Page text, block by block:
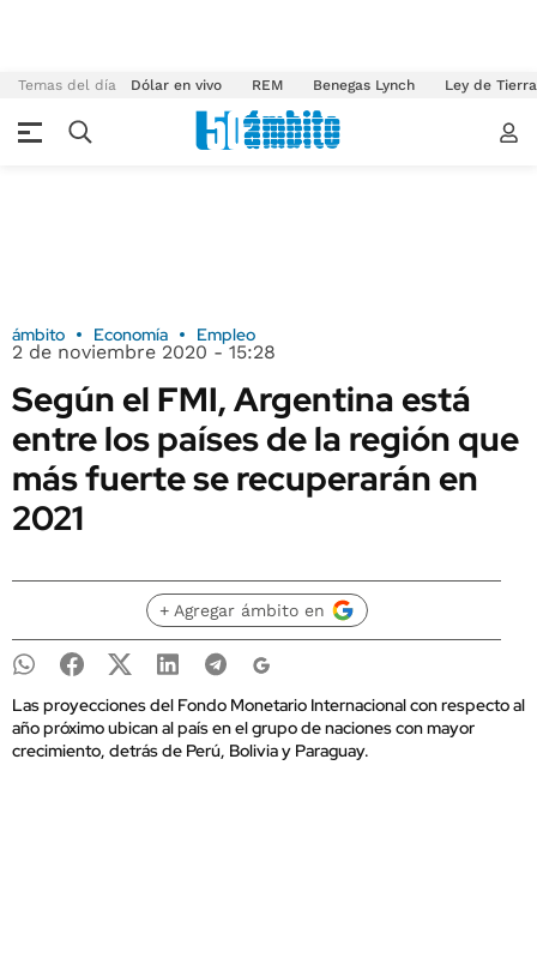
Temas del día Dólar en vivo REM Benegas Lynch Ley de
ámbito Economía Empleo
2 de noviembre 2020 - 15:28
Según el FMI, Argentina está
entre los países de la región que
más fuerte se recuperarán en
2021
+ Agregar ámbito en
Las proyecciones del Fondo Monetario Internacional con respecto al
año próximo ubican al país en el grupo de naciones con mayor
crecimiento, detrás de Perú, Bolivia y Paraguay.